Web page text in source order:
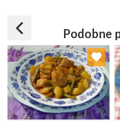
Podobne
Dodaj do ulubionych
Wybierz listę: